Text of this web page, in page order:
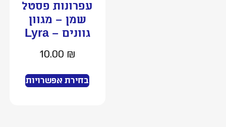
עפרונות פסטל
שמן – מגוון
גוונים – Lyra
10.00₪
בחירת אפשרויות